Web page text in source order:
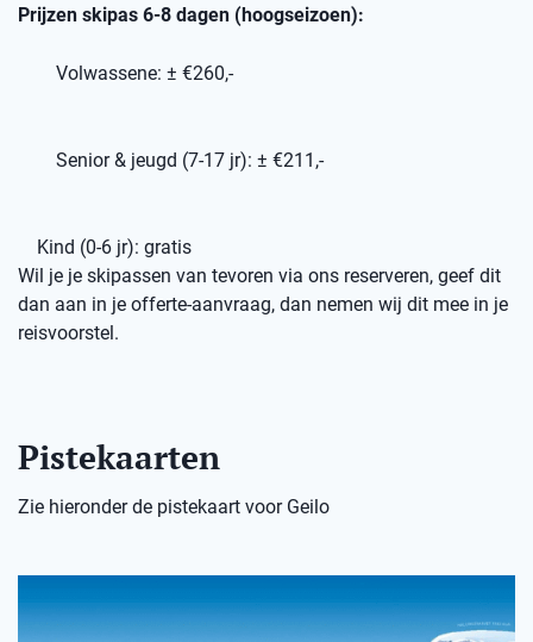
Prijzen skipas 6-8 dagen (hoogseizoen):
Volwassene: ± €260,-
Senior & jeugd (7-17 jr): ± €211,-
Kind (0-6 jr): gratis
Wil je je skipassen van tevoren via ons reserveren, geef dit
dan aan in je offerte-aanvraag, dan nemen wij dit mee in je
reisvoorstel.
Pistekaarten
Zie hieronder de pistekaart voor Geilo